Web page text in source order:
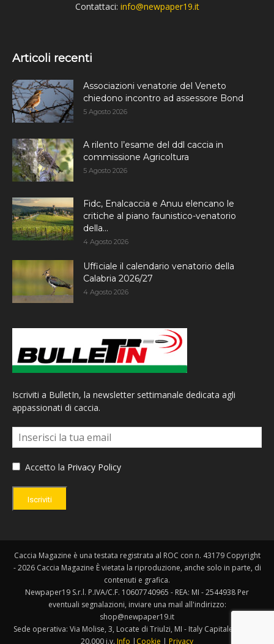
Contattaci: info@newpaper19.it
Articoli recenti
Associazioni venatorie del Veneto
chiedono incontro ad assessore Bond
5 Agosto 2026
A rilento l’esame del ddl caccia in
commissione Agricoltura
5 Agosto 2026
Fidc, Enalcaccia e Anuu elencano le
critiche al piano faunistico-venatorio
della...
4 Agosto 2026
Ufficiale il calendario venatorio della
Calabria 2026/27
4 Agosto 2026
Iscriviti a BulletIn, la newsletter settimanale dedicata agli
appassionati di caccia.
Accetto la Privacy Policy
Iscriviti
Caccia Magazine è una testata registrata al ROC con n. 43179 Copyright
- 2026 Caccia Magazine È vietata la riproduzione, anche solo in parte, di
contenuti e grafica.
Newpaper19 S.r.l. P.IVA/C.F. 10607740965 - REA: MI - 2544938 Per
eventuali segnalazioni, inviare una mail all'indirizzo:
shop@newpaper19.it
Sede operativa: Via Molise, 3, Locate di Triulzi, MI - Italy Capitale Sociale:
20.000 i.v. Info | Cookie | Privacy